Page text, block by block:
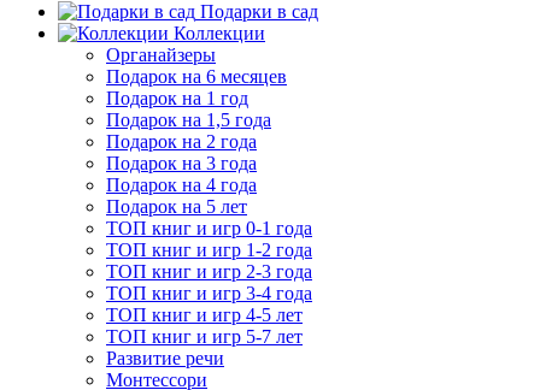
Подарки в сад
Коллекции
Органайзеры
Подарок на 6 месяцев
Подарок на 1 год
Подарок на 1,5 года
Подарок на 2 года
Подарок на 3 года
Подарок на 4 года
Подарок на 5 лет
ТОП книг и игр 0-1 года
ТОП книг и игр 1-2 года
ТОП книг и игр 2-3 года
ТОП книг и игр 3-4 года
ТОП книг и игр 4-5 лет
ТОП книг и игр 5-7 лет
Развитие речи
Монтессори